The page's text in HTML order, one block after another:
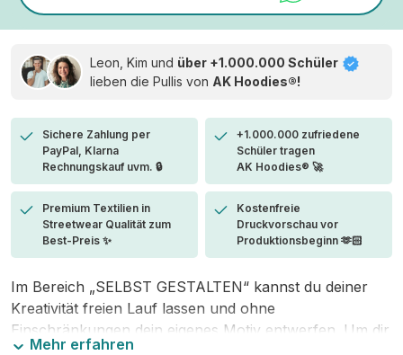
Leon, Kim und über +1.000.000 Schüler
lieben die Pullis von AK Hoodies®!
Sichere Zahlung per
PayPal, Klarna
Rechnungskauf uvm. 🔒
+1.000.000 zufriedene
Schüler tragen
AK Hoodies® 🚀
Premium Textilien in
Streetwear Qualität zum
Best-Preis ✨
Kostenfreie
Druckvorschau vor
Produktionsbeginn 🫶🏻
Im Bereich „SELBST GESTALTEN“ kannst du deiner
Kreativität freien Lauf lassen und ohne
Einschränkungen dein eigenes Motiv entwerfen. Um dir
Mehr erfahren